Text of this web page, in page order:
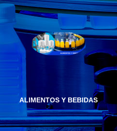
ALIMENTOS Y BEBIDAS